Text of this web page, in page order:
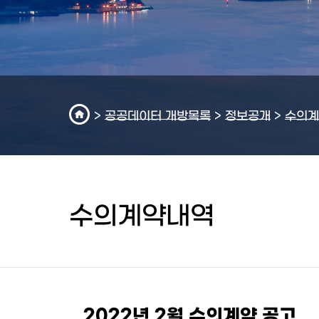
> 공공데이터 개방목록 > 정보공개 > 수의
수의계약내역
2022년 2월 수의계약 공고